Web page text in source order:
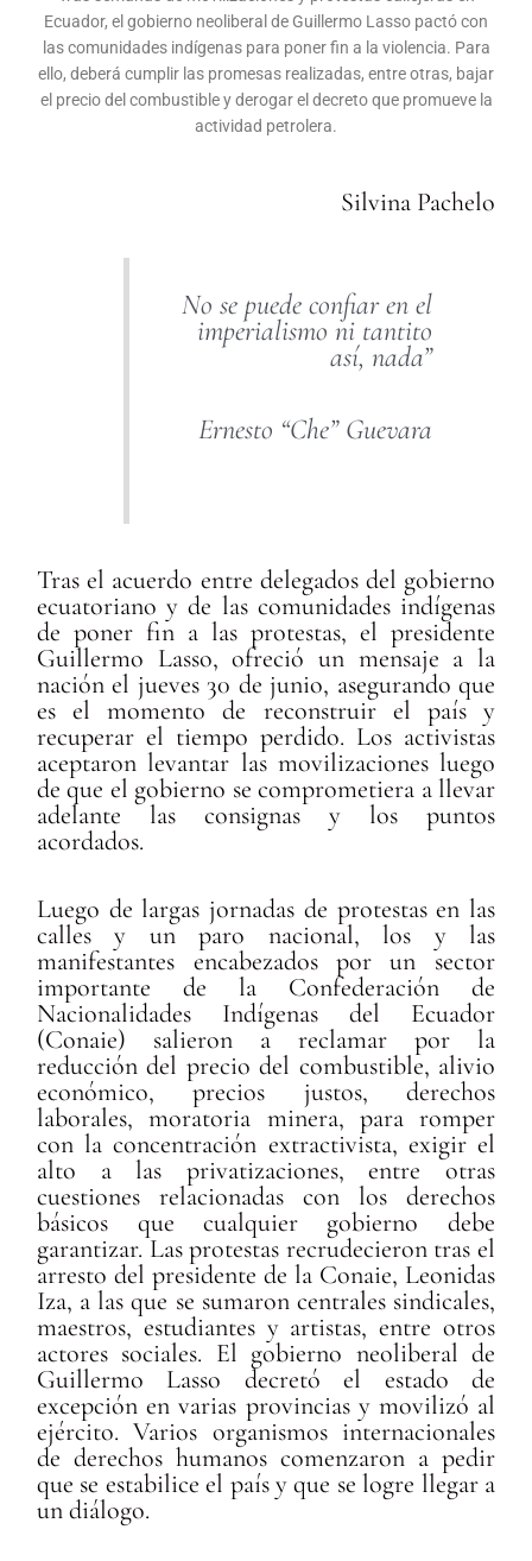
Ecuador, el gobierno neoliberal de Guillermo Lasso pactó con
las comunidades indígenas para poner fin a la violencia. Para
ello, deberá cumplir las promesas realizadas, entre otras, bajar
el precio del combustible y derogar el decreto que promueve la
actividad petrolera.
Silvina Pachelo
No se puede confiar en el
imperialismo ni tantito
así, nada”
Ernesto “Che” Guevara
Tras el acuerdo entre delegados del gobierno
ecuatoriano y de las comunidades indígenas
de poner fin a las protestas, el presidente
Guillermo Lasso, ofreció un mensaje a la
nación el jueves 30 de junio, asegurando que
es el momento de reconstruir el país y
recuperar el tiempo perdido. Los activistas
aceptaron levantar las movilizaciones luego
de que el gobierno se comprometiera a llevar
adelante las consignas y los puntos
acordados.
Luego de largas jornadas de protestas en las
calles y un paro nacional, los y las
manifestantes encabezados por un sector
importante de la Confederación de
Nacionalidades Indígenas del Ecuador
(Conaie) salieron a reclamar por la
reducción del precio del combustible, alivio
económico, precios justos, derechos
laborales, moratoria minera, para romper
con la concentración extractivista, exigir el
alto a las privatizaciones, entre otras
cuestiones relacionadas con los derechos
básicos que cualquier gobierno debe
garantizar. Las protestas recrudecieron tras el
arresto del presidente de la Conaie, Leonidas
Iza, a las que se sumaron centrales sindicales,
maestros, estudiantes y artistas, entre otros
actores sociales. El gobierno neoliberal de
Guillermo Lasso decretó el estado de
excepción en varias provincias y movilizó al
ejército. Varios organismos internacionales
de derechos humanos comenzaron a pedir
que se estabilice el país y que se logre llegar a
un diálogo.